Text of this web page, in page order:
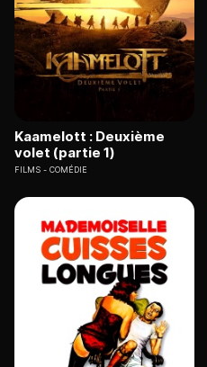
Kaamelott : Deuxième
volet (partie 1)
FILMS COMÉDIE